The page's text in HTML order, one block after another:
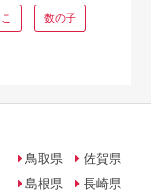
数の子
鳥取県
島根県
佐賀県
長崎県